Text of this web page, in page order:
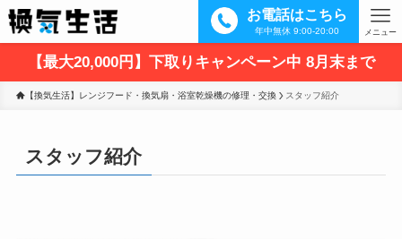
お電話はこちら
年中無休 9:00-20:00 メニュー
【最大20,000円】下取りキャンペーン中 8月末まで
【換気生活】レンジフード・換気扇・浴室乾燥機の修理・交換 スタッフ紹介
スタッフ紹介